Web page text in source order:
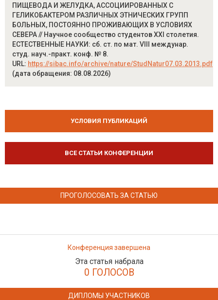
ПИЩЕВОДА И ЖЕЛУДКА, АССОЦИИРОВАННЫХ С
ГЕЛИКОБАКТЕРОМ РАЗЛИЧНЫХ ЭТНИЧЕСКИХ ГРУПП
БОЛЬНЫХ, ПОСТОЯННО ПРОЖИВАЮЩИХ В УСЛОВИЯХ
СЕВЕРА // Научное сообщество студентов XXI столетия.
ЕСТЕСТВЕННЫЕ НАУКИ: сб. ст. по мат. VIII междунар.
студ. науч.-практ. конф. № 8.
URL: https://sibac.info/archive/nature/StudNatur07.03.2013.pdf
(дата обращения: 08.08.2026)
УСЛОВИЯ ПУБЛИКАЦИЙ
ВСЕ СТАТЬИ КОНФЕРЕНЦИИ
ПРОГОЛОСОВАТЬ ЗА СТАТЬЮ
Конференция завершена
Эта статья набрала
0 ГОЛОСОВ
ДИПЛОМЫ УЧАСТНИКОВ